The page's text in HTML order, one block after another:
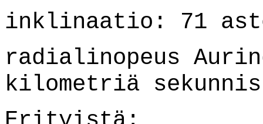
inklinaatio: 71
radialinopeus
kilometriä